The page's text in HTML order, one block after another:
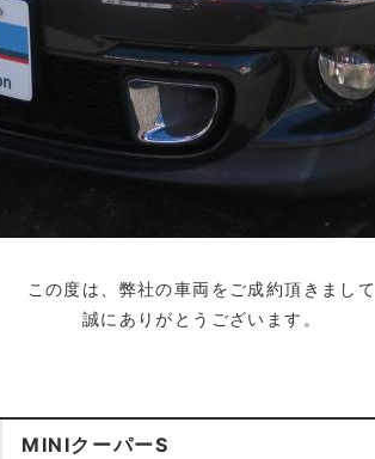
この度は、弊社の車両をご成約頂きまして
誠にありがとうございます。
MINIクーパーS